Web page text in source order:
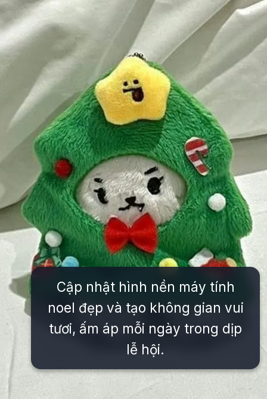
Cập nhật hình nền máy tính
noel đẹp và tạo không gian vui
tươi, ấm áp mỗi ngày trong dịp
lễ hội.